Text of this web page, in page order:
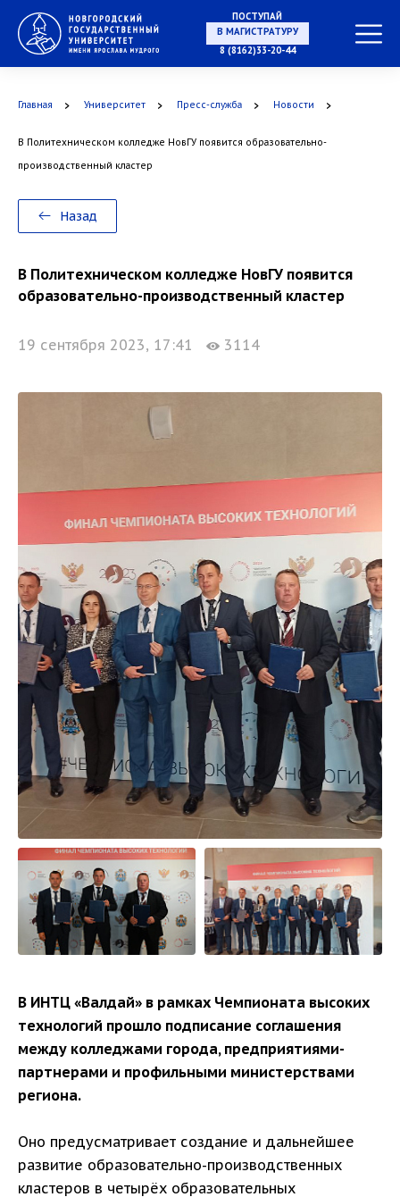
ПОСТУПАЙ
В МАГИСТРАТУРУ
8 (8162)33-20-44
Главная Университет Пресс-служба Новости
В Политехническом колледже НовГУ появится образовательно-
производственный кластер
Назад
В Политехническом колледже НовГУ появится
образовательно-производственный кластер
19 сентября 2023, 17:41 3114
В ИНТЦ «Валдай» в рамках Чемпионата высоких
технологий прошло подписание соглашения
между колледжами города, предприятиями-
партнерами и профильными министерствами
региона.
Оно предусматривает создание и дальнейшее
развитие образовательно-производственных
кластеров в четырёх образовательных